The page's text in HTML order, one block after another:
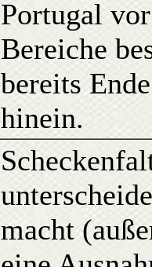
Portugal
Bereiche
bereits
hinein.
macht